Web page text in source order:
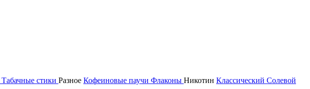
Табачные стики Разное Кофеиновые паучи Флаконы Никотин Классический Солевой